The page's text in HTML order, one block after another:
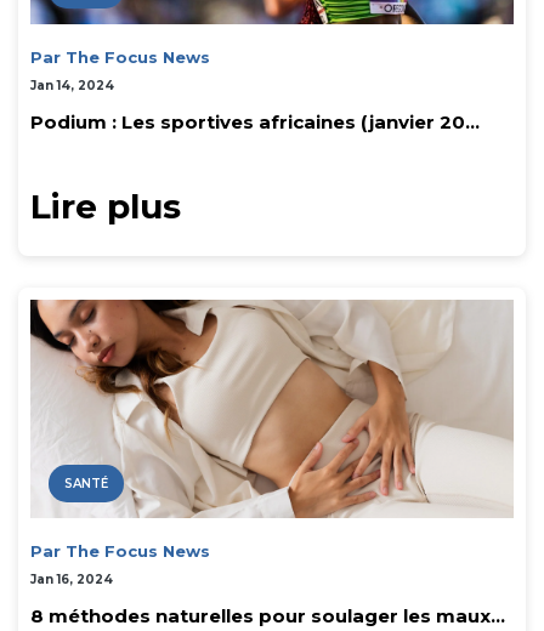
Par The Focus News
Jan 14, 2024
Podium : Les sportives africaines (janvier 20...
Lire plus
SANTÉ
Par The Focus News
Jan 16, 2024
8 méthodes naturelles pour soulager les maux...